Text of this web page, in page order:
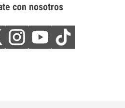
con nosotros